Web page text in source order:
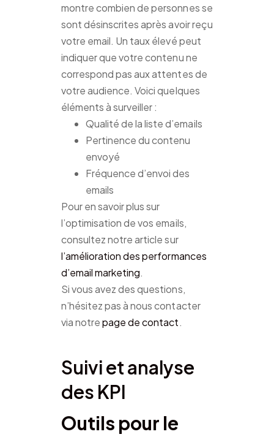
montre combien de personnes se
sont désinscrites après avoir reçu
votre email. Un taux élevé peut
indiquer que votre contenu ne
correspond pas aux attentes de
votre audience. Voici quelques
éléments à surveiller :
Qualité de la liste d’emails
Pertinence du contenu
envoyé
Fréquence d’envoi des
emails
Pour en savoir plus sur
l’optimisation de vos emails,
consultez notre article sur
l’amélioration des performances
d’email marketing.
Si vous avez des questions,
n’hésitez pas à nous contacter
via notrepage de contact.
Suivi et analyse
des KPI
Outils pour le